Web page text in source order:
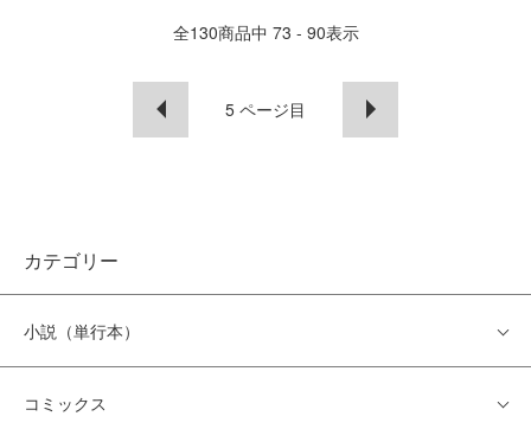
全130商品中 73 - 90表示
5 ページ目
カテゴリー
小説（単行本）
コミックス